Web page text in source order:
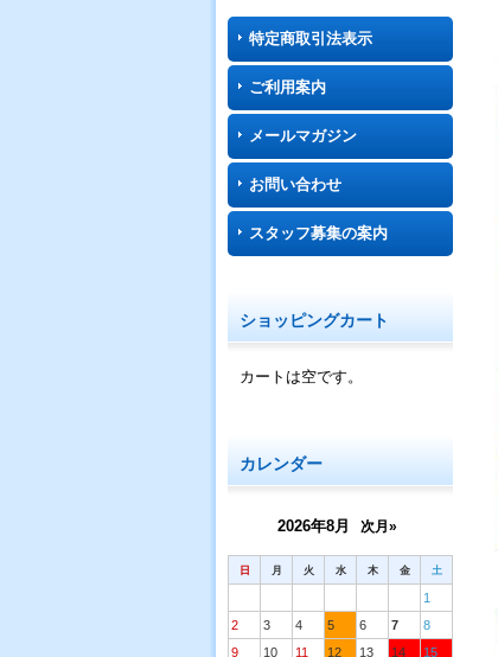
特定商取引法表示
ご利用案内
メールマガジン
お問い合わせ
スタッフ募集の案内
ショッピングカート
カートは空です。
カレンダー
2026年8月 次月»
日 月 火 水 木 金 土
1
2
3 4 5 6 7
8
9
10 11 12 13 14
15